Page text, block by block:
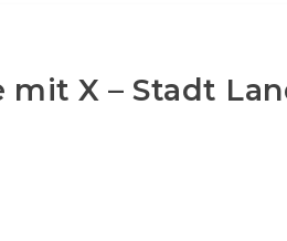
mit X – Stadt